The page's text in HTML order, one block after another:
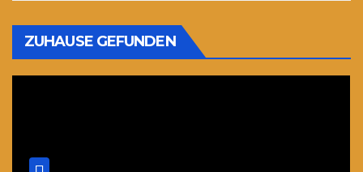
ZUHAUSE GEFUNDEN